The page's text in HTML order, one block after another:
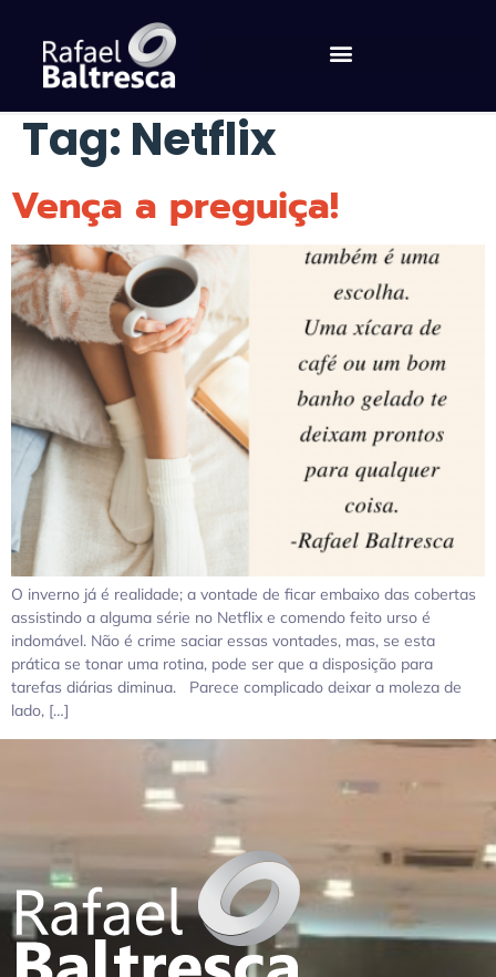
Tag: Netflix
Vença a preguiça!
O inverno já é realidade; a vontade de ficar embaixo das cobertas
assistindo a alguma série no Netflix e comendo feito urso é
indomável. Não é crime saciar essas vontades, mas, se esta
prática se tonar uma rotina, pode ser que a disposição para
tarefas diárias diminua. Parece complicado deixar a moleza de
lado, […]